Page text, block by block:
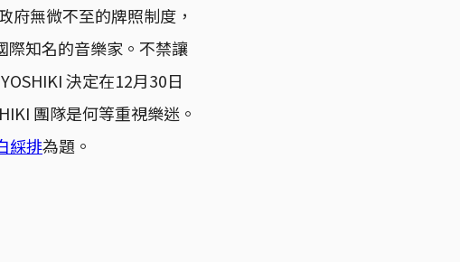
府無微不至的牌照制度，
際知名的音樂家。不禁讓
決定在12月30日
團隊是何等重視樂迷。
綵排為題。